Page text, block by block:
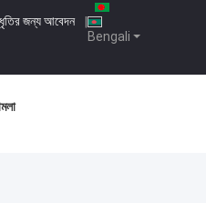
Bengali
জন্য আবেদন |